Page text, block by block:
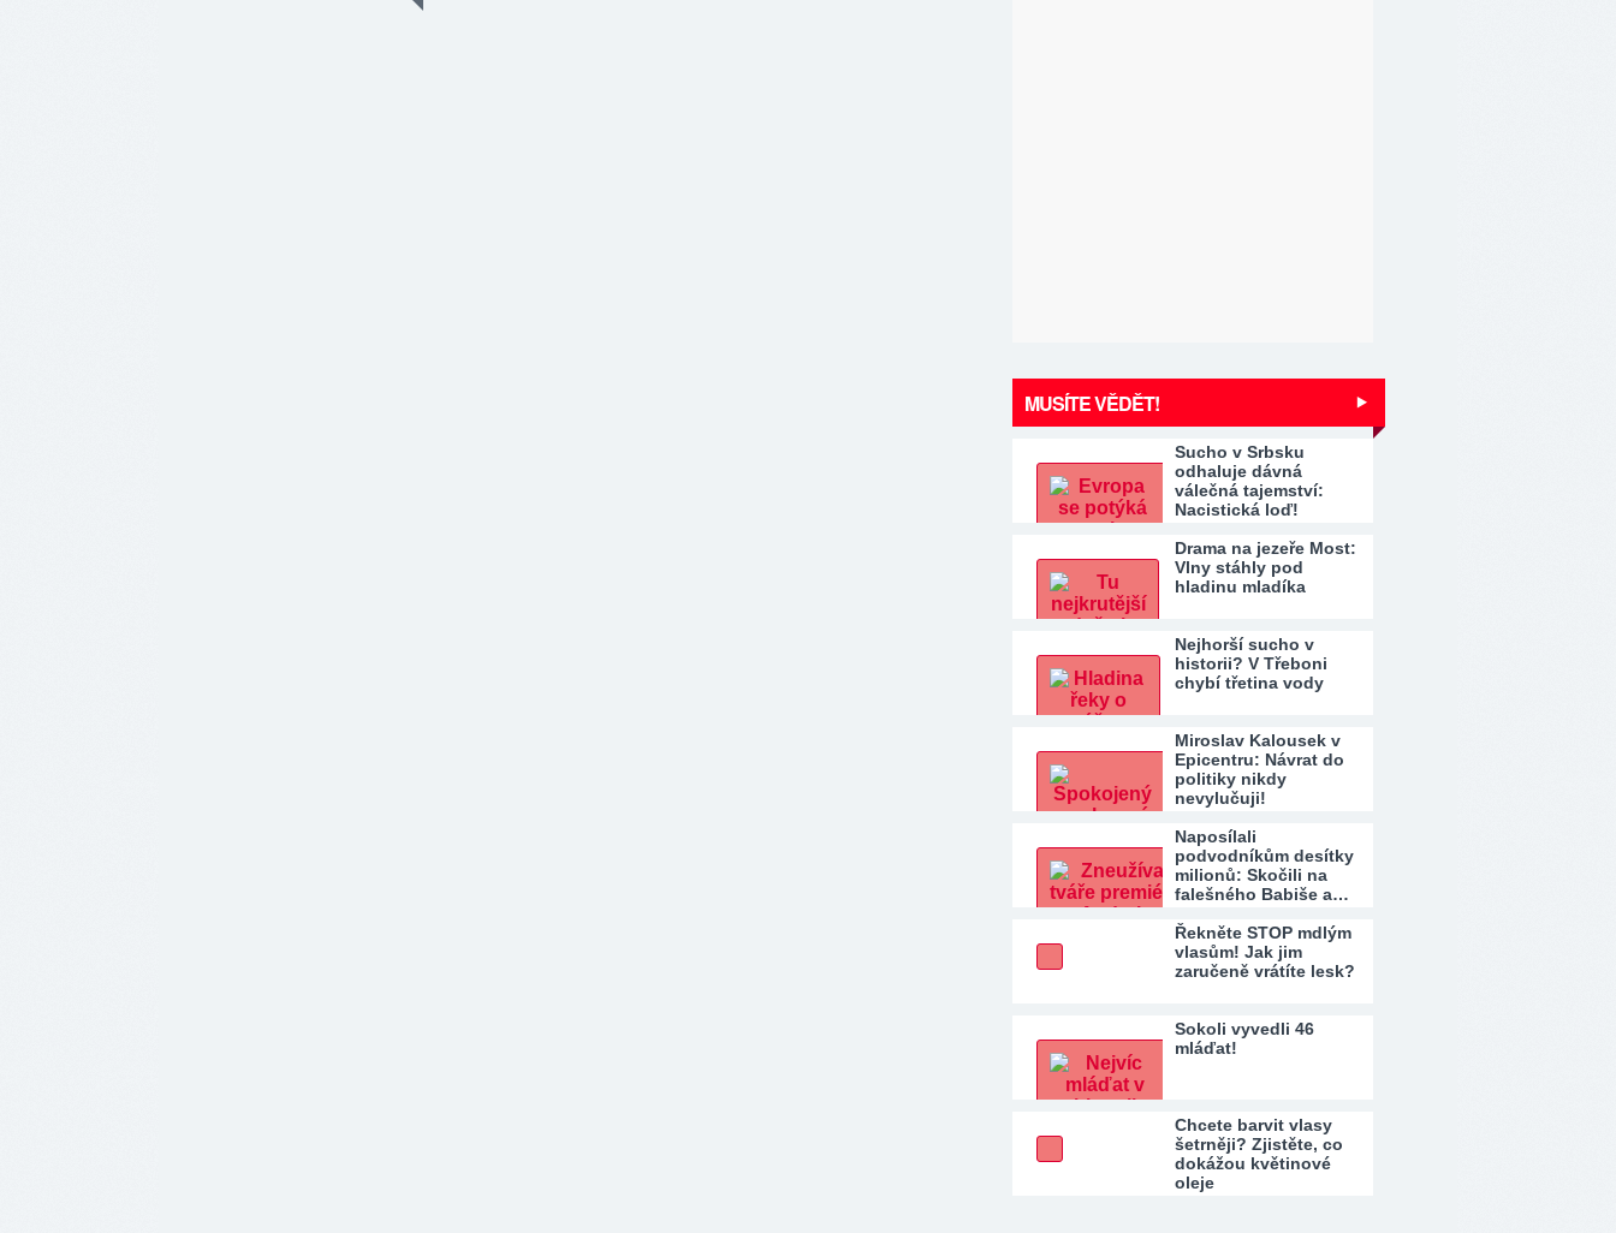
MUSÍTE VĚDĚT!
Sucho v Srbsku
odhaluje dávná
válečná tajemství:
Nacistická loď!
Drama na jezeře Most:
Vlny stáhly pod
hladinu mladíka
Nejhorší sucho v
historii? V Třeboni
chybí třetina vody
Miroslav Kalousek v
Epicentru: Návrat do
politiky nikdy
nevylučuji!
Naposílali
podvodníkům desítky
milionů: Skočili na
falešného Babiše a…
Řekněte STOP mdlým
vlasům! Jak jim
zaručeně vrátíte lesk?
Sokoli vyvedli 46
mláďat!
Chcete barvit vlasy
šetrněji? Zjistěte, co
dokážou květinové
oleje